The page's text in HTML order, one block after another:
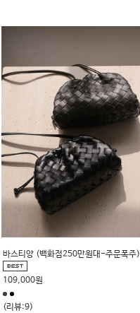
바스티앙 (백화점250만원대-주문폭주)
109,000원
(리뷰:9)